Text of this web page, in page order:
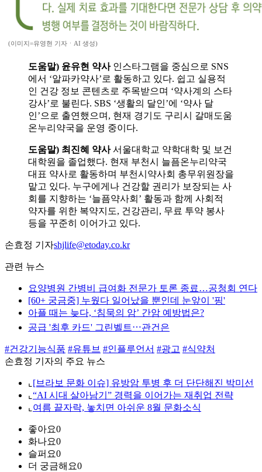
(이미지=유영현 기자ㆍAI 생성)
도움말) 윤유현 약사인스타그램을 중심으로 SNS
에서 ‘알파카약사’로 활동하고 있다. 쉽고 실용적
인 건강 정보 콘텐츠로 주목받으며 ‘약사계의 스타
강사’로 불린다. SBS ‘생활의 달인’에 ‘약사 달
인’으로 출연했으며, 현재 경기도 구리시 갈매도움
온누리약국을 운영 중이다.
도움말) 최진혜 약사서울대학교 약학대학 및 보건
대학원을 졸업했다. 현재 부천시 늘픔온누리약국
대표 약사로 활동하며 부천시약사회 총무위원장을
맡고 있다. 누구에게나 건강할 권리가 보장되는 사
회를 지향하는 ‘늘픔약사회’ 활동과 함께 사회적
약자를 위한 복약지도, 건강관리, 무료 투약 봉사
등을 꾸준히 이어가고 있다.
손효정 기자shjlife@etoday.co.kr
관련 뉴스
요양병원 간병비 급여화 전문가 토론 종료…공청회 연다
[60+ 궁금중] 누웠다 일어났을 뿐인데 눈앞이 '핑'
아플 때는 늦다, ‘침묵의 암’ 간암 예방법은?
공급 '최후 카드' 그린벨트⋯관건은
#건강기능식품 #유튜브 #인플루언서 #광고 #식약처
손효정 기자의 주요 뉴스
⌞ [브라보 문화 이슈] 유방암 투병 후 더 단단해진 박미선
⌞ “AI 시대 살아남기” 경력을 이어가는 재취업 전략
⌞ 여름 끝자락, 놓치면 아쉬운 8월 문화소식
좋아요0
화나요0
슬퍼요0
더 궁금해요0